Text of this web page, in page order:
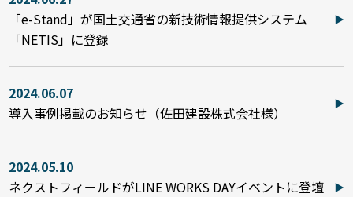
「e-Stand」が国土交通省の新技術情報提供システム
「NETIS」に登録
2024.06.07
導入事例掲載のお知らせ（佐田建設株式会社様）
2024.05.10
ネクストフィールドがLINE WORKS DAYイベントに登壇